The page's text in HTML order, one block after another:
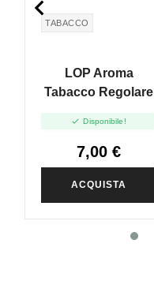
TABACCO
LOP Aroma
Tabacco Regolare
 Disponibile!
7,00 €
ACQUISTA
